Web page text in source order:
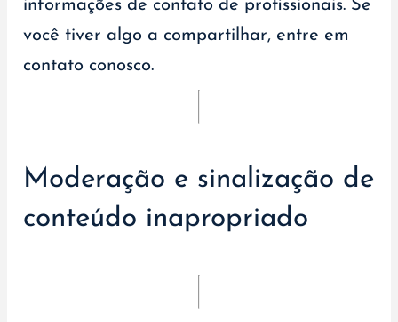
informações de contato de profissionais. Se
você tiver algo a compartilhar, entre em
contato conosco.
Moderação e sinalização de
conteúdo inapropriado